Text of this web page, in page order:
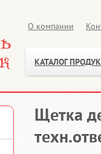
О компании
КАТАЛОГ
Щетка